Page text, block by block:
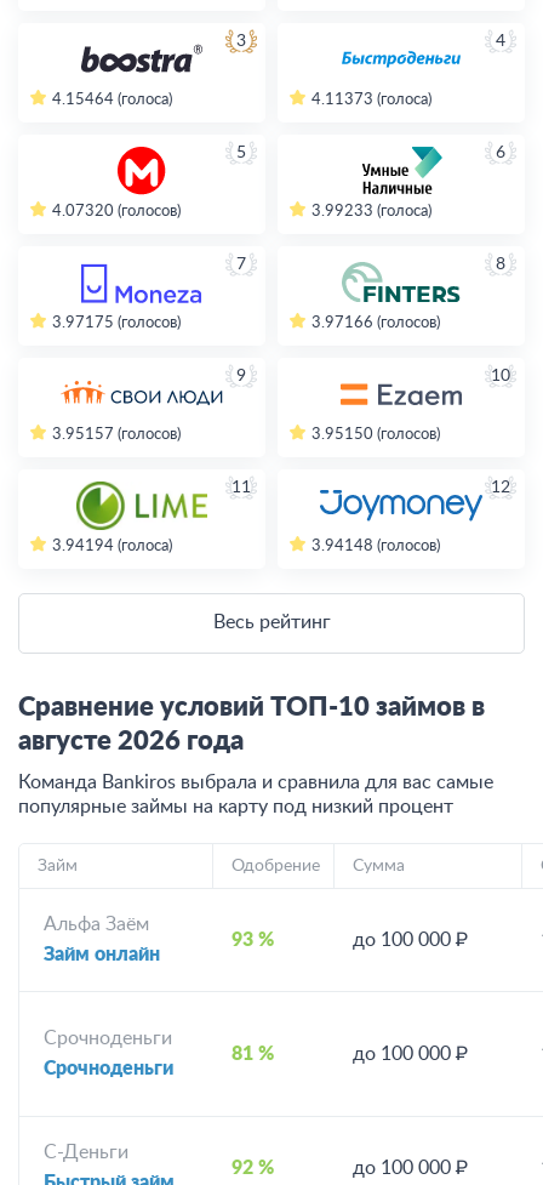
3
4.15464 (голоса)
4
4.11 373 (голоса)
5
4.07320 (голосов)
6
3.99233 (голоса)
7
3.97175 (голосов)
8
3.97166 (голосов)
9
3.95157 (голосов)
10
3.95150 (голосов)
11
3.94194 (голоса)
12
3.94148 (голосов)
Весь рейтинг
Сравнение условий ТОП-10 займов в
августе 2026 года
Команда Bankiros выбрала и сравнила для вас самые
популярные займы на карту под низкий процент
Займ Одобрение Сумма
Альфа Заём
Займ онлайн
93 % до 100 000 ₽
Срочноденьги
Срочноденьги
81 % до 100 000 ₽
С-Деньги
92 % до 100 000 ₽